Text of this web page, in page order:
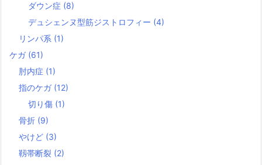
ダウン症 (8)
デュシェンヌ型筋ジストロフィー (4)
リンパ系 (1)
ケガ (61)
肘内症 (1)
指のケガ (12)
切り傷 (1)
骨折 (9)
やけど (3)
靱帯断裂 (2)